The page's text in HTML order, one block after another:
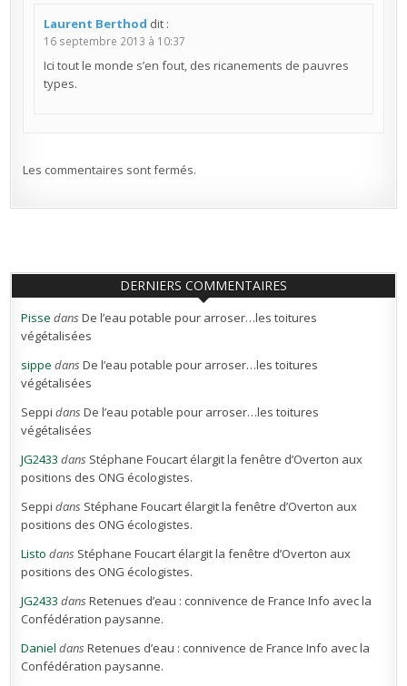
Laurent Berthod dit :
16 septembre 2013 à 10:37
Ici tout le monde s’en fout, des ricanements de pauvres
types.
Les commentaires sont fermés.
DERNIERS COMMENTAIRES
Pisse dansDe l’eau potable pour arroser…les toitures
végétalisées
sippe dansDe l’eau potable pour arroser…les toitures
végétalisées
Seppi dansDe l’eau potable pour arroser…les toitures
végétalisées
JG2433 dans Stéphane Foucart élargit la fenêtre d’Overton aux
positions des ONG écologistes.
Seppi dans Stéphane Foucart élargit la fenêtre d’Overton aux
positions des ONG écologistes.
Listo dans Stéphane Foucart élargit la fenêtre d’Overton aux
positions des ONG écologistes.
JG2433 dansRetenues d’eau : connivence de France Info avec la
Confédération paysanne.
Daniel dansRetenues d’eau : connivence de France Info avec la
Confédération paysanne.